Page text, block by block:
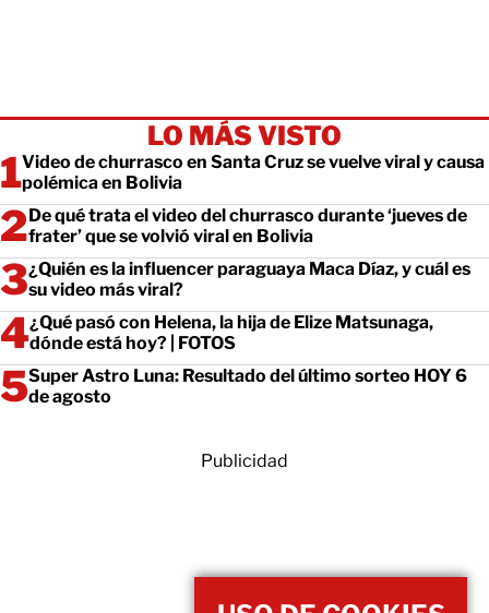
LO MÁS VISTO
Video de churrasco en Santa Cruz se vuelve viral y causa
polémica en Bolivia
De qué trata el video del churrasco durante ‘jueves de
frater’ que se volvió viral en Bolivia
¿Quién es la influencer paraguaya Maca Díaz, y cuál es
su video más viral?
¿Qué pasó con Helena, la hija de Elize Matsunaga,
dónde está hoy? | FOTOS
Super Astro Luna: Resultado del último sorteo HOY 6
de agosto
Publicidad